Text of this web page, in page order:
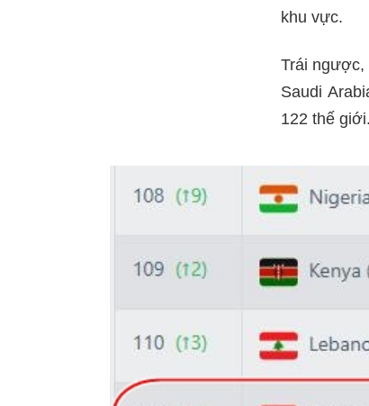
khu vực.
Trái ngược,
Saudi
122 thế giới.